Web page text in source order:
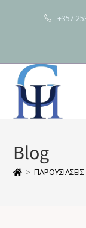
+357
Blog
> ΠΑΡΟΥΣΙΑΣΕΙΣ